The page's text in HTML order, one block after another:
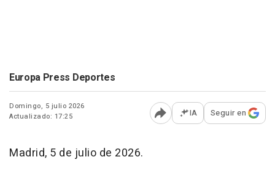
Europa Press Deportes
Domingo, 5 julio 2026
Actualizado: 17:25
Abrir opciones para
IA Seguir en
Madrid, 5 de julio de 2026.